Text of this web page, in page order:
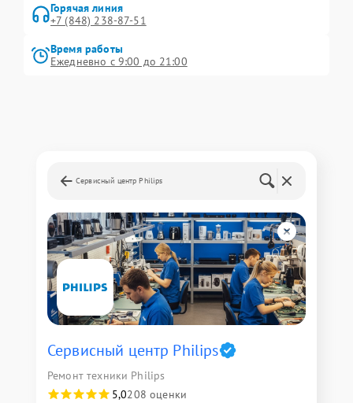
Горячая линия
+7 (848) 238-87-51
Время работы
Ежедневно с 9:00 до 21:00
Сервисный центр Philips
Сервисный центр Philips
Ремонт техники Philips
5,0208 оценки